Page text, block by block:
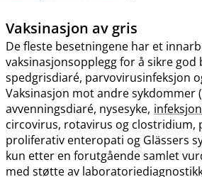
Vaksinasjon av gris
De fleste besetningene har et
vaksinasjonsopplegg for å sikre god
spedgrisdiaré, parvovirusinfeksjon
Vaksinasjon mot andre sykdommer
avvenningsdiaré, nysesyke, infeksjon
circovirus, rotavirus og clostridium,
proliferativ enteropati og Glässers
kun etter en forutgående samlet
med støtte av